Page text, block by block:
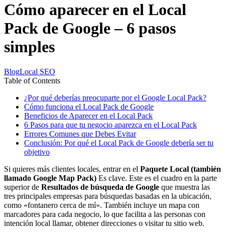
Cómo aparecer en el Local
Pack de Google – 6 pasos
simples
BlogLocal SEO
Table of Contents
¿Por qué deberías preocuparte por el Google Local Pack?
Cómo funciona el Local Pack de Google
Beneficios de Aparecer en el Local Pack
6 Pasos para que tu negocio aparezca en el Local Pack
Errores Comunes que Debes Evitar
Conclusión: Por qué el Local Pack de Google debería ser tu
objetivo
Si quieres más clientes locales, entrar en el Paquete Local (también
llamado Google Map Pack) Es clave. Este es el cuadro en la parte
superior de Resultados de búsqueda de Google que muestra las
tres principales empresas para búsquedas basadas en la ubicación,
como «fontanero cerca de mí». También incluye un mapa con
marcadores para cada negocio, lo que facilita a las personas con
intención local llamar, obtener direcciones o visitar tu sitio web.